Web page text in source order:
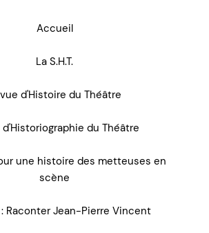
Accueil
La S.H.T.
d'Histoire du Théâtre
d'Historiographie du Théâtre
une histoire des metteuses en
scène
Raconter Jean-Pierre Vincent